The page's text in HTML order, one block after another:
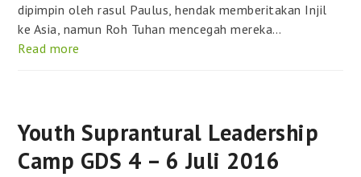
dipimpin oleh rasul Paulus, hendak memberitakan Injil
ke Asia, namun Roh Tuhan mencegah mereka…
Read more
Youth Suprantural Leadership
Camp GDS 4 – 6 Juli 2016